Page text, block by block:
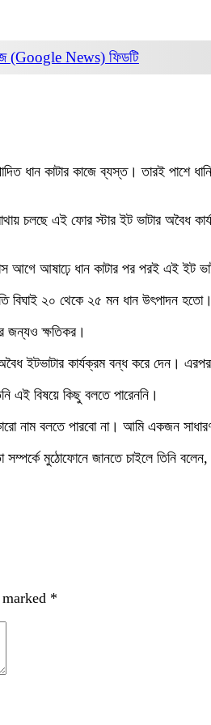
(Google News) ফিডটি
ধান কাটার কাজে ব্যস্ত। তারই পাশে
চলছে এই ফোর স্টার ইট ভাটার অবৈধ
আগে আষাঢ়ে ধান কাটার পর পরই এই ইট
বিঘাই ২০ থেকে ২৫ মন ধান উৎপাদন হতো।
জন্যও ক্ষতিকর।
ইটভাটার কার্যক্রম বন্ধ করে দেন।
এই বিষয়ে কিছু বলতে পারেননি।
নাম বলতে পারবো না। আমি একজন সাধারণ
সম্পর্কে মুঠোফোনে জানতে চাইলে তিনি
*